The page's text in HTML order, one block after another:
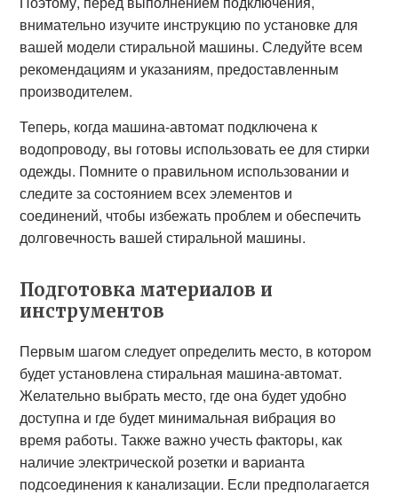
внимательно изучите инструкцию по установке для
вашей модели стиральной машины. Следуйте всем
рекомендациям и указаниям, предоставленным
производителем.
Теперь, когда машина-автомат подключена к
водопроводу, вы готовы использовать ее для стирки
одежды. Помните о правильном использовании и
следите за состоянием всех элементов и
соединений, чтобы избежать проблем и обеспечить
долговечность вашей стиральной машины.
Подготовка материалов и
инструментов
Первым шагом следует определить место, в котором
будет установлена стиральная машина-автомат.
Желательно выбрать место, где она будет удобно
доступна и где будет минимальная вибрация во
время работы. Также важно учесть факторы, как
наличие электрической розетки и варианта
подсоединения к канализации. Если предполагается